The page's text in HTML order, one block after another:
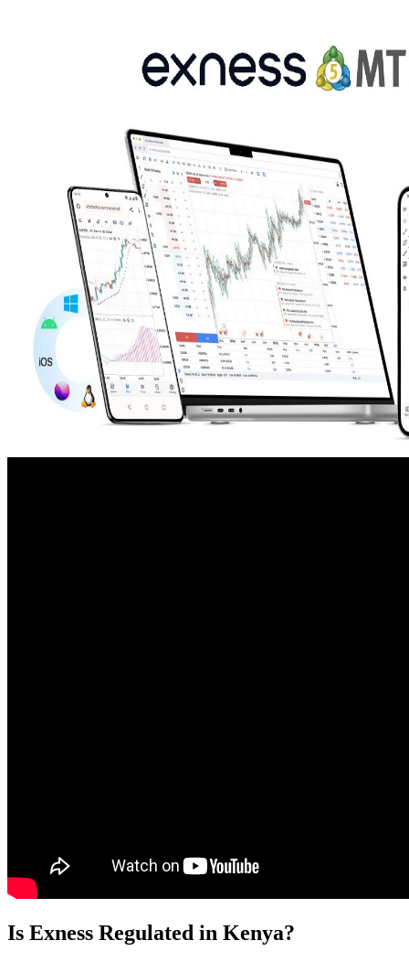
Is Exness Regulated in Kenya?